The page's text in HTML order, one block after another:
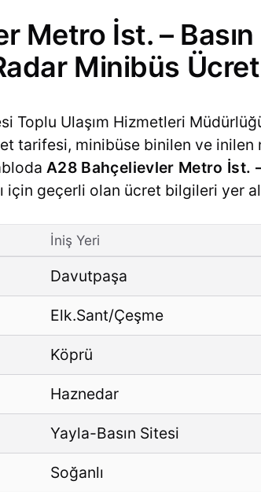
Metro İst. –
Minibüs
Toplu Ulaşım Hizmetleri
tarifesi, minibüse binilen ve
A28 Bahçelievler Metro İst.
için geçerli olan ücret bilgileri yer
İniş Yeri
Davutpaşa
Elk.Sant/Çeşme
Köprü
Haznedar
Yayla-Basın Sitesi
Soğanlı